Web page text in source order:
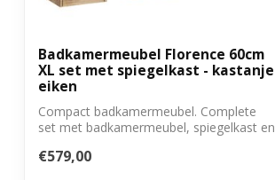
Met soft close sluiting
Garantie
Badkamermeubel Florence 60cm
XL set met spiegelkast - kastanje
eiken
Compact badkamermeubel. Complete
set met badkamermeubel, spiegelkast en
€579,00